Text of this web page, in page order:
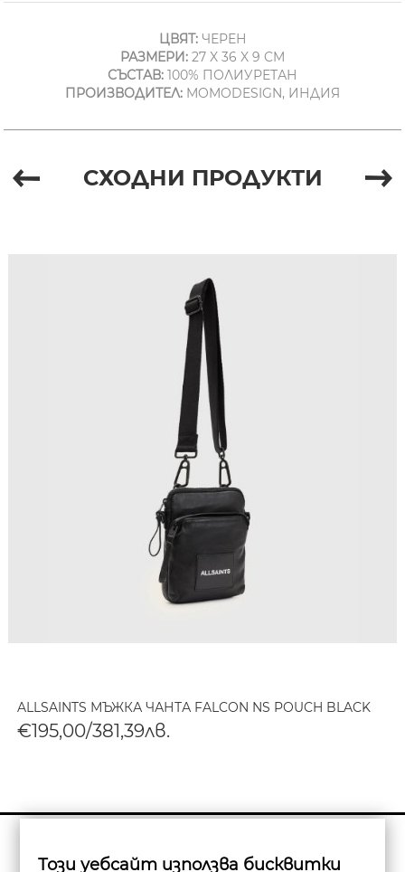
ЦВЯТ:ЧЕРЕН
РАЗМЕРИ: 27 X 36 X 9 CM
СЪСТАВ: 100% ПОЛИУРЕТАН
ПРОИЗВОДИТЕЛ: MOMODESIGN, ИНДИЯ
СХОДНИ ПРОДУКТИ
ALLSAINTS МЪЖКА ЧАНТА FALCON NS POUCH BLACK
€195,00/381,39лв.
Този уебсайт използва бисквитки